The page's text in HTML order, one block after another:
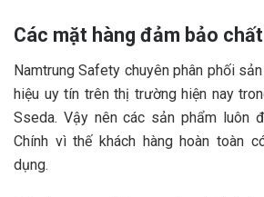
Các mặt hàng đảm bảo
Namtrung Safety chuyên phân phối
hiệu uy tín trên thị trường hiện nay
Sseda. Vậy nên các sản phẩm luôn
Chính vì thế khách hàng hoàn toàn
dụng.